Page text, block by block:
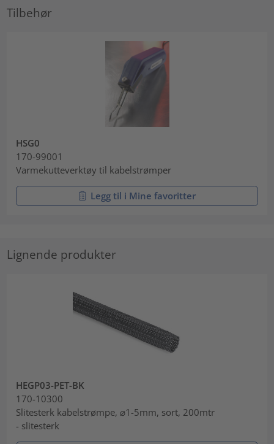
Tilbehør
HSG0
170-99001
Varmekutteverktøy til kabelstrømper
Legg til i Mine favoritter
Lignende produkter
HEGP03-PET-BK
170-10300
Slitesterk kabelstrømpe, ⌀1-5mm, sort, 200mtr
- slitesterk